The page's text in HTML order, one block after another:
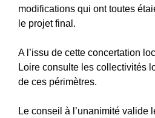
modifications qui ont toutes
le projet final.
A l’issu de cette concertation
Loire consulte les collectivités
de ces périmètres.
Le conseil à l’unanimité valide